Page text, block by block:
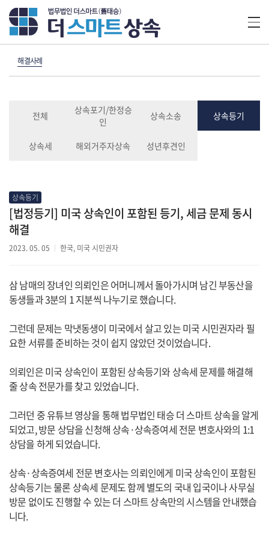
해결사례
전체
상속포기/한정승
인
상속소송 상속등기
상속세 해외거주자상속 성년후견인
상속등기
[법정등기] 미국 상속인이 포함된 등기, 세금 문제 동시
해결
2023. 05. 05 한국, 미국 시민권자
삼 남매의 장녀인 의뢰인은 어머니께서 돌아가시며 남긴 부동산을
동생들과 3분의 1 지분씩 나누기로 했습니다.
그런데 문제는 막냇동생이 미국에서 살고 있는 미국 시민권자라 필
요한 서류를 준비하는 것이 쉽지 않았던 것이었습니다.
의뢰인은 미국 상속인이 포함된 상속등기와 상속세 문제를 해결해
줄 상속 전문가를 찾고 있었습니다.
그러던 중 유튜브 영상을 통해 법무법인 태승 더 스마트 상속을 알게
되었고, 방문 상담을 신청해 상속·상속증여세 전문 변호사와의 1:1
상담을 하게 되었습니다.
상속·상속증여세 전문 변호사는 의뢰인에게 미국 상속인이 포함된
상속등기는 물론 상속세 문제도 함께 별도의 국내 입국이나 사무실
방문 없이도 진행할 수 있는 더 스마트 상속만의 시스템을 안내했습
니다.